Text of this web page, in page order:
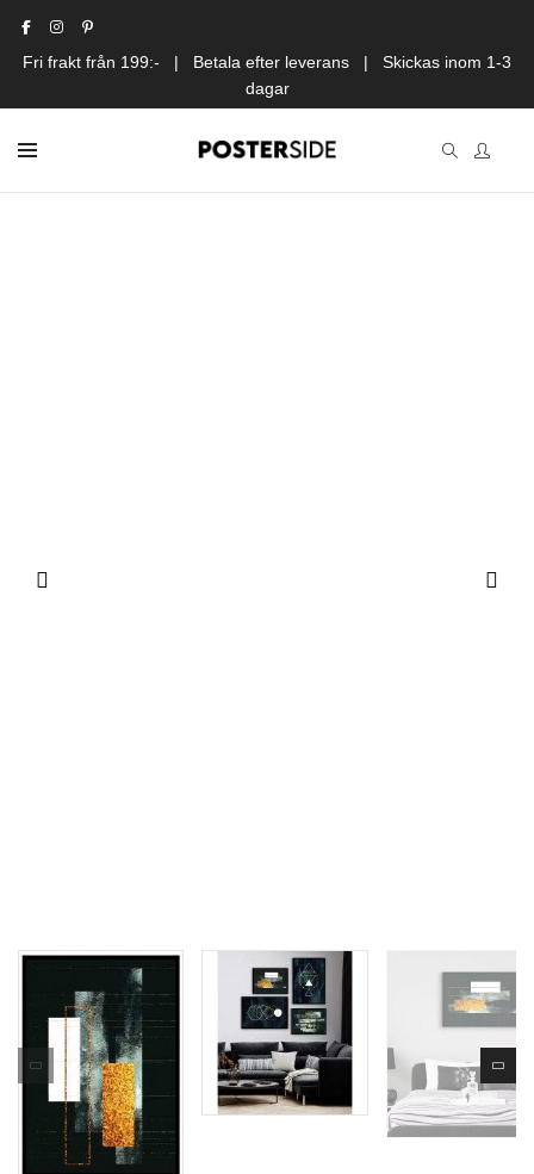
Fri frakt från 199:- | Betala efter leverans | Skickas inom 1-3
dagar